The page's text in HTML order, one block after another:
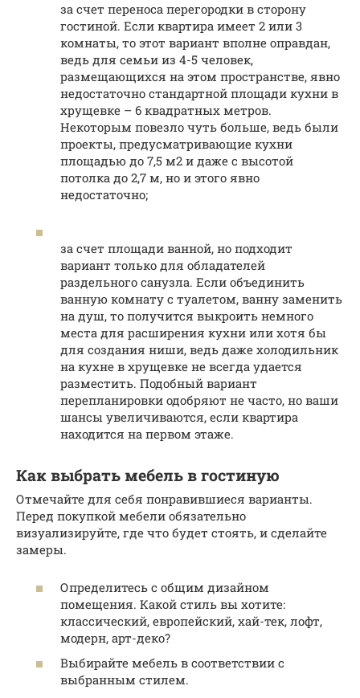
за счет переноса перегородки в сторону
гостиной. Если квартира имеет 2 или 3
комнаты, то этот вариант вполне оправдан,
ведь для семьи из 4-5 человек,
размещающихся на этом пространстве, явно
недостаточно стандартной площади кухни в
хрущевке – 6 квадратных метров.
Некоторым повезло чуть больше, ведь были
проекты, предусматривающие кухни
площадью до 7,5 м2 и даже с высотой
потолка до 2,7 м, но и этого явно
недостаточно;
за счет площади ванной, но подходит
вариант только для обладателей
раздельного санузла. Если объединить
ванную комнату с туалетом, ванну заменить
на душ, то получится выкроить немного
места для расширения кухни или хотя бы
для создания ниши, ведь даже холодильник
на кухне в хрущевке не всегда удается
разместить. Подобный вариант
перепланировки одобряют не часто, но ваши
шансы увеличиваются, если квартира
находится на первом этаже.
Как выбрать мебель в гостиную
Отмечайте для себя понравившиеся варианты.
Перед покупкой мебели обязательно
визуализируйте, где что будет стоять, и сделайте
замеры.
Определитесь с общим дизайном
помещения. Какой стиль вы хотите:
классический, европейский, хай-тек, лофт,
модерн, арт-деко?
Выбирайте мебель в соответствии с
выбранным стилем.